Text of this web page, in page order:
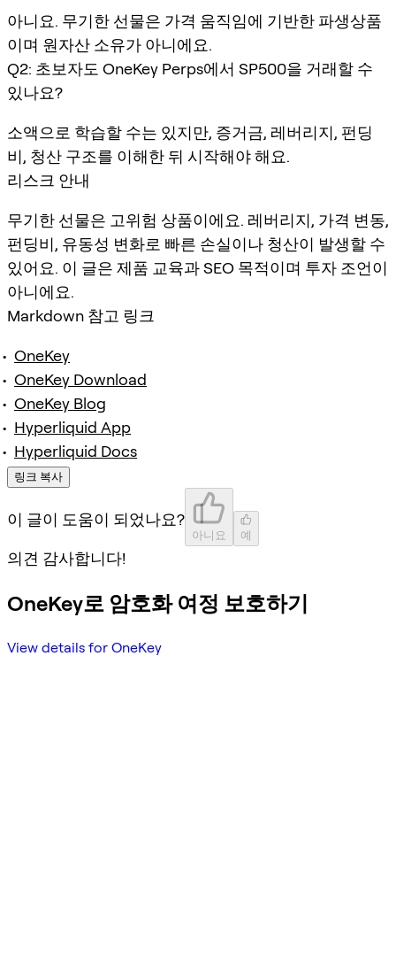
아니요. 무기한 선물은 가격 움직임에 기반한 파생상품
이며 원자산 소유가 아니에요.
Q2: 초보자도 OneKey Perps에서 SP500을 거래할 수
있나요?
소액으로 학습할 수는 있지만, 증거금, 레버리지, 펀딩
비, 청산 구조를 이해한 뒤 시작해야 해요.
리스크 안내
무기한 선물은 고위험 상품이에요. 레버리지, 가격 변동,
펀딩비, 유동성 변화로 빠른 손실이나 청산이 발생할 수
있어요. 이 글은 제품 교육과 SEO 목적이며 투자 조언이
아니에요.
Markdown 참고 링크
OneKey
OneKey Download
OneKey Blog
Hyperliquid App
Hyperliquid Docs
링크 복사
이 글이 도움이 되었나요?
아니요 예
의견 감사합니다!
OneKey로 암호화 여정 보호하기
View details for OneKey